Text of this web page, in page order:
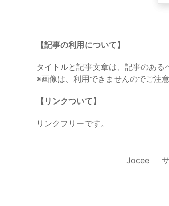
【記事の利用について】
タイトルと記事文章は、記事のある
※画像は、利用できませんのでご注意
【リンクついて】
リンクフリーです。
Jocee